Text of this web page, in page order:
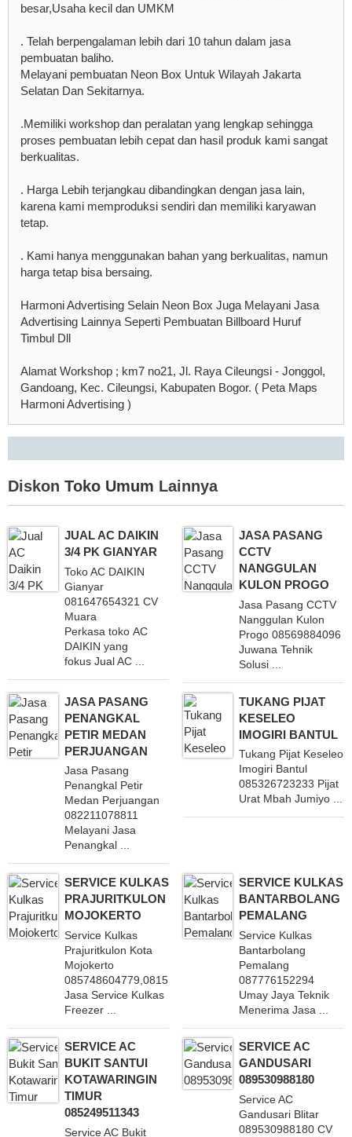
besar,Usaha kecil dan UMKM
. Telah berpengalaman lebih dari 10 tahun dalam jasa
pembuatan baliho.
Melayani pembuatan Neon Box Untuk Wilayah Jakarta
Selatan Dan Sekitarnya.
.Memiliki workshop dan peralatan yang lengkap sehingga
proses pembuatan lebih cepat dan hasil produk kami sangat
berkualitas.
. Harga Lebih terjangkau dibandingkan dengan jasa lain,
karena kami memproduksi sendiri dan memiliki karyawan
tetap.
. Kami hanya menggunakan bahan yang berkualitas, namun
harga tetap bisa bersaing.
Harmoni Advertising Selain Neon Box Juga Melayani Jasa
Advertising Lainnya Seperti Pembuatan Billboard Huruf
Timbul Dll
Alamat Workshop ; km7 no21, Jl. Raya Cileungsi - Jonggol,
Gandoang, Kec. Cileungsi, Kabupaten Bogor. ( Peta Maps
Harmoni Advertising )
Diskon Toko Umum Lainnya
JUAL AC DAIKIN
3/4 PK GIANYAR
Toko AC DAIKIN
Gianyar
081647654321 CV
Muara
Perkasa toko AC
DAIKIN yang
fokus Jual AC ...
JASA PASANG
CCTV
NANGGULAN
KULON PROGO
Jasa Pasang CCTV
Nanggulan Kulon
Progo 08569884096
Juwana Tehnik
Solusi ...
JASA PASANG
PENANGKAL
PETIR MEDAN
PERJUANGAN
Jasa Pasang
Penangkal Petir
Medan Perjuangan
082211078811
Melayani Jasa
Penangkal ...
TUKANG PIJAT
KESELEO
IMOGIRI BANTUL
Tukang Pijat Keseleo
Imogiri Bantul
085326723233 Pijat
Urat Mbah Jumiyo ...
SERVICE KULKAS
PRAJURITKULON
MOJOKERTO
Service Kulkas
Prajuritkulon Kota
Mojokerto
085748604779,081555451864 Menerima
Jasa Service Kulkas
Freezer ...
SERVICE KULKAS
BANTARBOLANG
PEMALANG
Service Kulkas
Bantarbolang
Pemalang
087776152294
Umay Jaya Teknik
Menerima Jasa ...
SERVICE AC
BUKIT SANTUI
KOTAWARINGIN
TIMUR
085249511343
Service AC Bukit
SERVICE AC
GANDUSARI
089530988180
Service AC
Gandusari Blitar
089530988180 CV